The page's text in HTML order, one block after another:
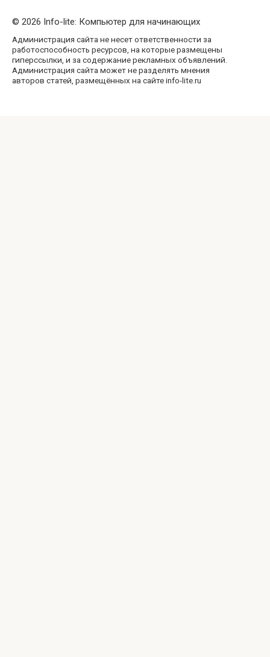
© 2026 Info-lite: Компьютер для начинающих
Администрация сайта не несет ответственности за
работоспособность ресурсов, на которые размещены
гиперссылки, и за содержание рекламных объявлений.
Администрация сайта может не разделять мнения
авторов статей, размещённых на сайте info-lite.ru